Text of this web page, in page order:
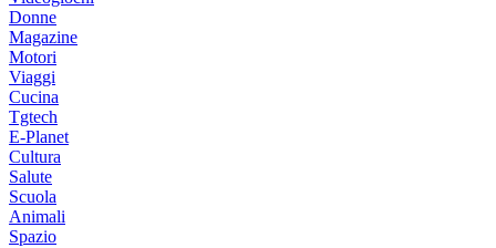
Donne
Magazine
Motori
Viaggi
Cucina
Tgtech
E-Planet
Cultura
Salute
Scuola
Animali
Spazio